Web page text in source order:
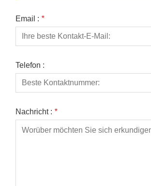
Email : *
Telefon :
Nachricht : *